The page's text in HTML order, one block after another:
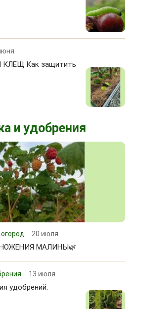
Как защитить
и удобрения
20 июля
МАЛИНЫ🌿
13 июля
удобрений.